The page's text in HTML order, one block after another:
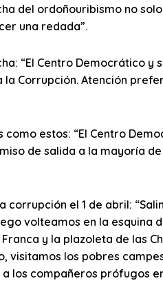
del ordoñouribismo no
una redada”.
“El Centro Democrático y
Corrupción. Atención
estos: “El Centro
de salida a la mayoría
el 1 de abril:
volteamos en la esquina
y la plazoleta de las
visitamos los pobres
los compañeros prófugos